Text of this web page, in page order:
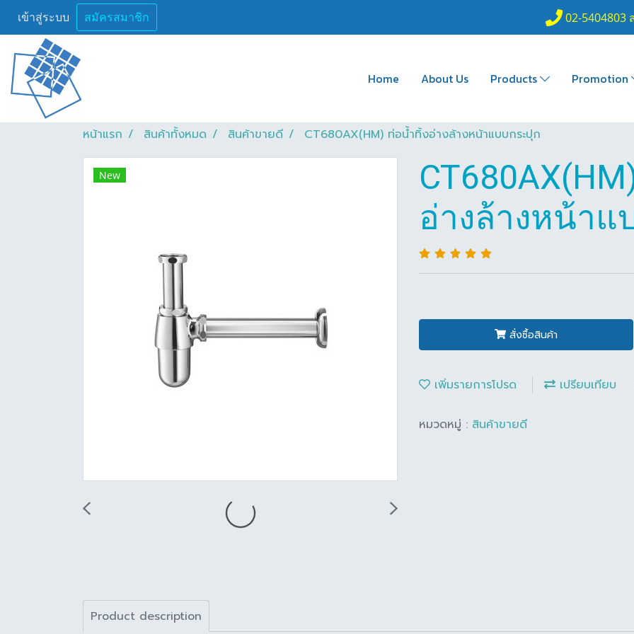
เข้าสู่ระบบ สมัครสมาชิก 02-5404803
Home About Us Products Promotion
หน้าแรก สินค้าทั้งหมด สินค้าขายดี CT680AX(HM) ท่อน้ำทิ้งอ่างล้างหน้าแบบกระปุก
New
อ่างล้างหน้าแ
สั่งซื้อสินค้า
เพิ่มรายการโปรด เปรียบเทียบ
หมวดหมู่ : สินค้าขายดี
Product description